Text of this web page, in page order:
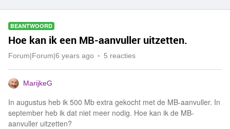
BEANTWOORD
Hoe kan ik een MB-aanvuller uitzetten.
Forum|Forum|6 years ago 5 reacties
MarijkeG
In augustus heb ik 500 Mb extra gekocht met de MB-aanvuller. In
september heb ik dat niet meer nodig. Hoe kan ik de MB-
aanvuller uitzetten?